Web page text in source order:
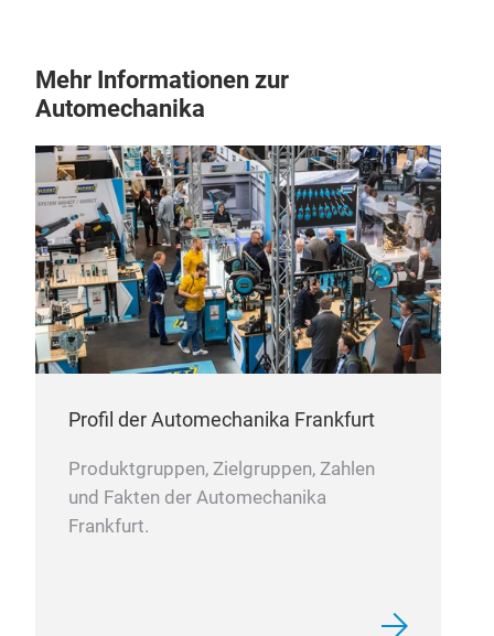
Mehr Informationen zur
Automechanika
Profil der Automechanika Frankfurt
Produktgruppen, Zielgruppen, Zahlen
und Fakten der Automechanika
Frankfurt.